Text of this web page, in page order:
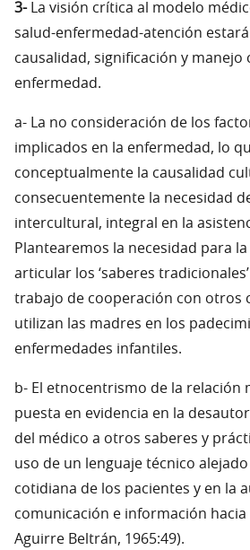
3-La visión crítica al modelo
salud-enfermedad-atención
causalidad, significación y manejo
enfermedad.
a- La no consideración de los
implicados en la enfermedad, lo
conceptualmente la causalidad
consecuentemente la necesidad
intercultural, integral en la
Plantearemos la necesidad para la
articular los ‘saberes
trabajo de cooperación con otros
utilizan las madres en los
enfermedades infantiles.
b- El etnocentrismo de la relación
puesta en evidencia en la
del médico a otros saberes y
uso de un lenguaje técnico
cotidiana de los pacientes y en la
comunicación e información hacia
Aguirre Beltrán, 1965:49).